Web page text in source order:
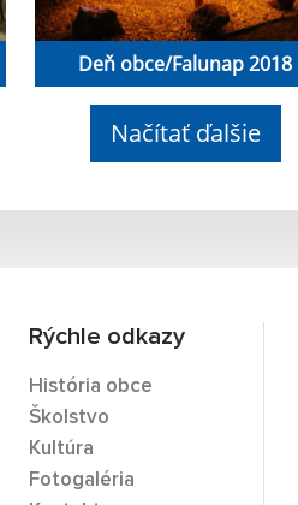
Deň obce/Falunap 2018
Načítať ďalšie
Rýchle odkazy
História obce
Školstvo
Kultúra
Fotogaléria